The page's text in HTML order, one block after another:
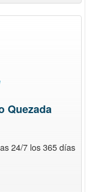
Quezada
24/7 los 365 días